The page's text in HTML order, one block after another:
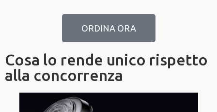
ORDINA ORA
Cosa lo rende unico rispetto
alla concorrenza